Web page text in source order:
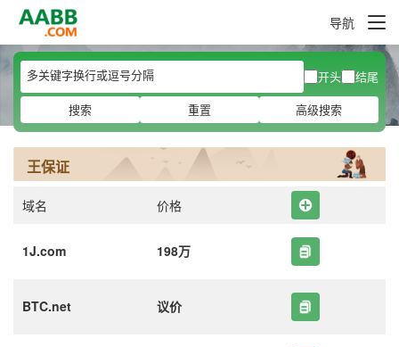
导航
开头
结尾
搜索
重置 高级搜索
王保证
域名 价格
1J.com 198万
BTC.net 议价